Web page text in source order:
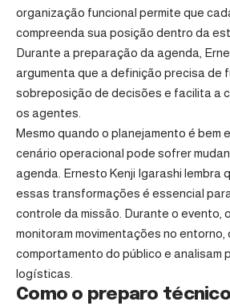
organização funcional permite que
compreenda sua posição dentro da
Durante a preparação da agenda,
argumenta que a definição precisa de
sobreposição de decisões e facilita a
os agentes.
Mesmo quando o planejamento é bem
cenário operacional pode sofrer
agenda. Ernesto Kenji Igarashi lembra
essas transformações é essencial
controle da missão. Durante o evento,
monitoram movimentações no entorno,
comportamento do público e analisam
logísticas.
Como o preparo